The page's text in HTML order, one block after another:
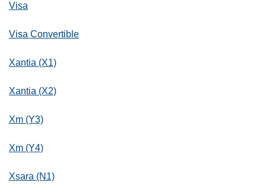
Visa
Visa Convertible
Xantia (X1)
Xantia (X2)
Xm (Y3)
Xm (Y4)
Xsara (N1)